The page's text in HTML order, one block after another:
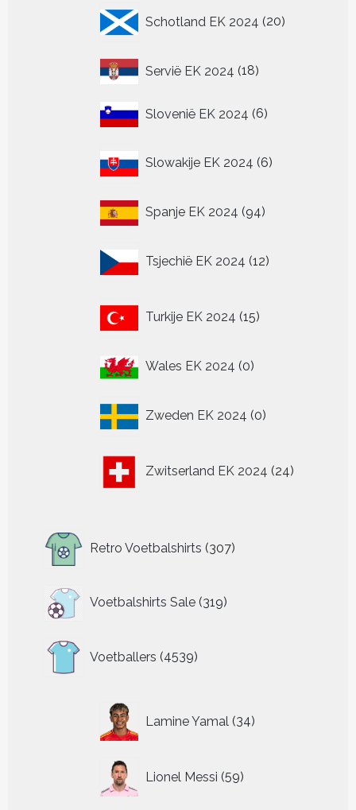
Schotland EK 2024 20
producten
Servië EK 2024 1818
Slovenië EK 2024 66
Slowakije EK 2024 6
producten
Spanje EK 2024 9494
Tsjechië EK 2024 12
producten
Turkije EK 2024 15
producten
Wales EK 2024 00
Zweden EK 2024 0
producten
Zwitserland EK 2024 24
producten
Retro Voetbalshirts 307
producten
Voetbalshirts Sale 319
319
Voetballers 4539
producten
Lamine Yamal 34
producten
Lionel Messi 59
producten